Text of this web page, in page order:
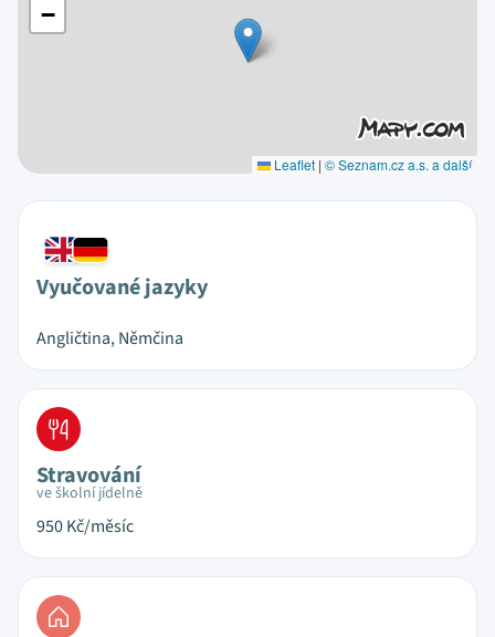
−
Leaflet | © Seznam.cz a.s. a další
Vyučované jazyky
Angličtina, Němčina
Stravování
ve školní jídelně
950Kč/měsíc